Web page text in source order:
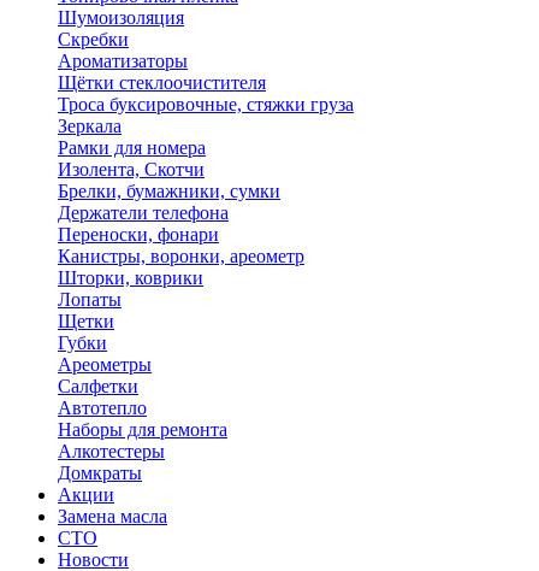
Шумоизоляция
Скребки
Ароматизаторы
Щётки стеклоочистителя
Троса буксировочные, стяжки груза
Зеркала
Рамки для номера
Изолента, Скотчи
Брелки, бумажники, сумки
Держатели телефона
Переноски, фонари
Канистры, воронки, ареометр
Шторки, коврики
Лопаты
Щетки
Губки
Ареометры
Салфетки
Автотепло
Наборы для ремонта
Алкотестеры
Домкраты
Акции
Замена масла
СТО
Новости